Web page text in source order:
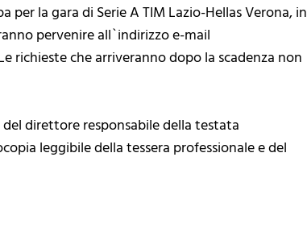
la gara di Serie A TIM Lazio-Hellas Verona, in
pervenire all`indirizzo e-mail
richieste che arriveranno dopo la scadenza non
direttore responsabile della testata
leggibile della tessera professionale e del